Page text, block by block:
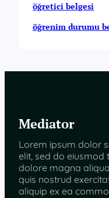
öğretici belgesi
öğrenim durumu
Mediator
Lorem ipsum dolor
elit, sed do
dolore magna
quis nostrud
aliquip ex ea